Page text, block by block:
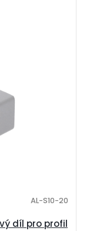
díl pro profil
AL-S10-20